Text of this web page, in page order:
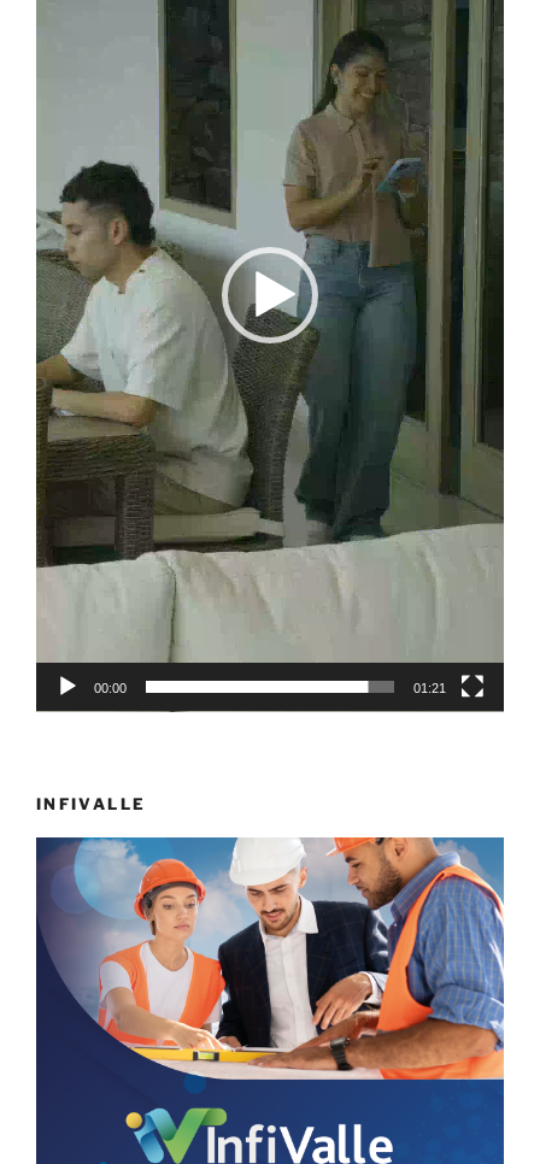
00:00 01:21
INFIVALLE